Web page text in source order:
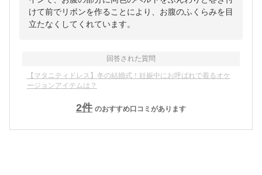
けて前でリボンを作ることにより、お腹のふくらみを目
立たなくしてくれています。
回答された質問
【マタニティドレス】冬の結婚式！妊娠中にお呼ばれで着るオケ
ージョンアイテムは？
2件 のおすすめ口コミがあります